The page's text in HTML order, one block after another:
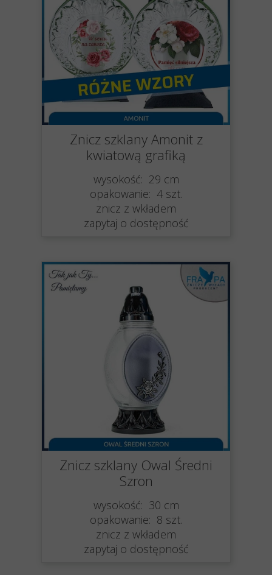
Znicz szklany Amonit z
kwiatową grafiką
wysokość: 29 cm
opakowanie: 4 szt.
znicz z wkładem
zapytaj o dostępność
Znicz szklany Owal Średni
Szron
wysokość: 30 cm
opakowanie: 8 szt.
znicz z wkładem
zapytaj o dostępność